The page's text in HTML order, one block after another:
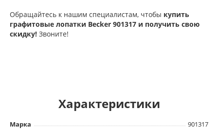
Обращайтесь к нашим специалистам, чтобы купить
графитовые лопатки Becker 901317 и получить свою
скидку! Звоните!
Характеристики
Марка 901317